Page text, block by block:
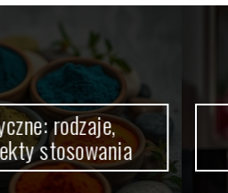
rodzaje,
stosowania